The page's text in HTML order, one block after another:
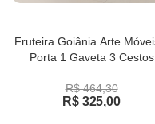
Fruteira Goiânia Arte
Porta 1 Gaveta 3 Cestos
R$ 464,30
R$ 325,00